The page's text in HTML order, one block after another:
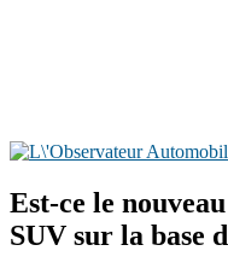
Est-ce le
SUV sur la base